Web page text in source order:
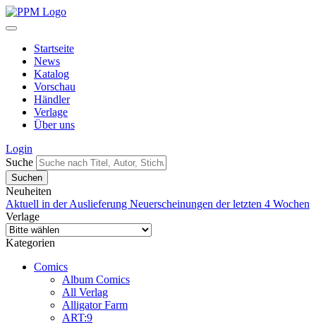
Startseite
News
Katalog
Vorschau
Händler
Verlage
Über uns
Login
Suche
Neuheiten
Aktuell in der Auslieferung Neuerscheinungen der letzten 4 Wochen
Verlage
Kategorien
Comics
Album Comics
All Verlag
Alligator Farm
ART:9